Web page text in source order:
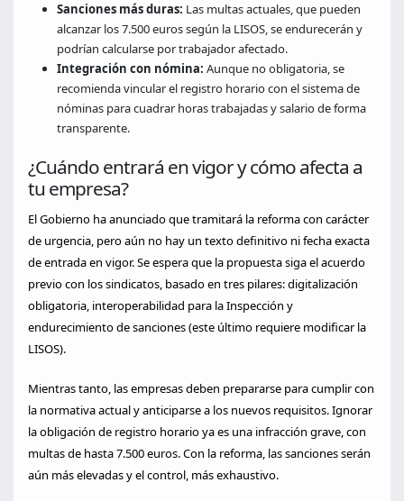
Sanciones más duras: Las multas actuales, que pueden
alcanzar los 7.500 euros según la LISOS, se endurecerán y
podrían calcularse por trabajador afectado.
Integración con nómina: Aunque no obligatoria, se
recomienda vincular el registro horario con el sistema de
nóminas para cuadrar horas trabajadas y salario de forma
transparente.
¿Cuándo entrará en vigor y cómo afecta a
tu empresa?
El Gobierno ha anunciado que tramitará la reforma con carácter
de urgencia, pero aún no hay un texto definitivo ni fecha exacta
de entrada en vigor. Se espera que la propuesta siga el acuerdo
previo con los sindicatos, basado en tres pilares: digitalización
obligatoria, interoperabilidad para la Inspección y
endurecimiento de sanciones (este último requiere modificar la
LISOS).
Mientras tanto, las empresas deben prepararse para cumplir con
la normativa actual y anticiparse a los nuevos requisitos. Ignorar
la obligación de registro horario ya es una infracción grave, con
multas de hasta 7.500 euros. Con la reforma, las sanciones serán
aún más elevadas y el control, más exhaustivo.